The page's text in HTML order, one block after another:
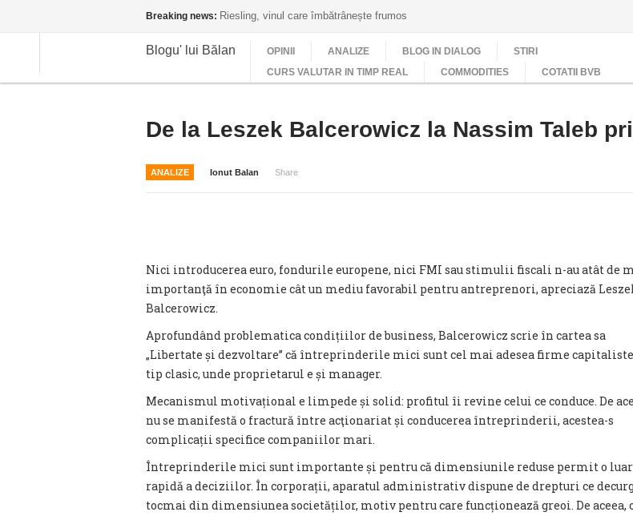
Breaking news: Riesling, vinul care îmbătrânește frumos
Blogu' lui Bălan OPINII ANALIZE BLOG IN DIALOG
STIRI
CURS VALUTAR IN TIMP REAL
COMMODITIES COTATII BVB
De la Leszek Balcerowicz la Nassim Taleb
ANALIZE Ionut Balan Share
Nici introducerea euro, fondurile europene, nici FMI sau stimulii fiscali n-au atât de
importanţă în economie cât un mediu favorabil pentru antreprenori, apreciază
Balcerowicz.
Aprofundând problematica condițiilor de business, Balcerowicz scrie în cartea sa
„Libertate și dezvoltare” că întreprinderile mici sunt cel mai adesea firme
tip clasic, unde proprietarul e și manager.
Mecanismul motivațional e limpede și solid: profitul îi revine celui ce conduce. De
nu se manifestă o fractură între acţionariat și conducerea întreprinderii, acestea-s
complicații specifice companiilor mari.
Întreprinderile mici sunt importante și pentru că dimensiunile reduse permit o
rapidă a deciziilor. În corporații, aparatul administrativ dispune de drepturi ce
tocmai din dimensiunea societăților, motiv pentru care funcționează greoi. De aceea,